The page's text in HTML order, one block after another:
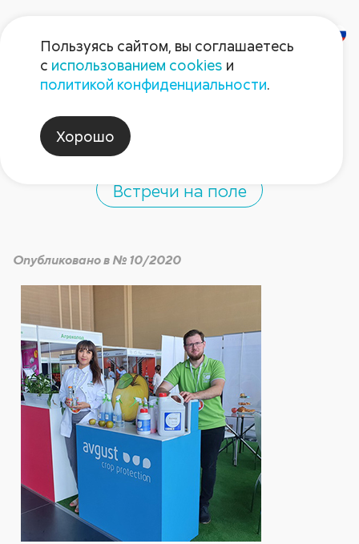
«ProЯблоко 2020»:
встреча плодоводов
Встречи на поле
Опубликовано в № 10/2020
Пользуясь сайтом, вы соглашаетесь
с использованием cookies и
политикой конфиденциальности.
Хорошо